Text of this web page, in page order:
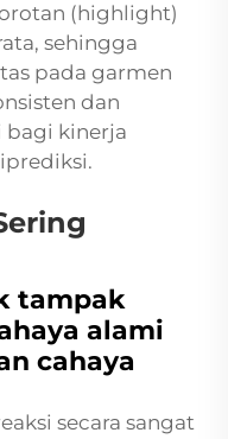
(highlight)
sehingga
pada garmen
dan
bagi kinerja
tampak
alami
cahaya
secara sangat